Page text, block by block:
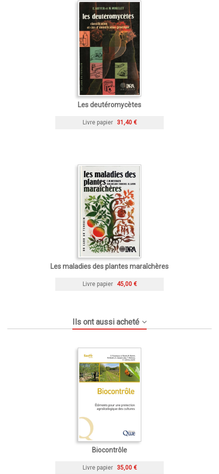
Les deutéromycètes
Livre papier 31,40 €
Les maladies des plantes maraîchères
Livre papier 45,00 €
Ils ont aussi acheté
Biocontrôle
Livre papier 35,00 €